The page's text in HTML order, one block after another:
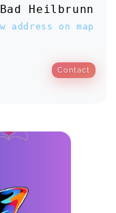
Heilbrunn
address on map
Contact